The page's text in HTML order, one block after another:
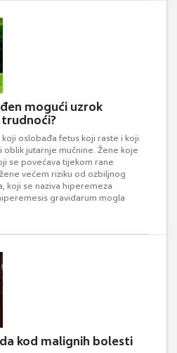
mogući uzrok
oslobađa fetus koji raste i koji
jutarnje mučnine. Žene koje
se povećava tijekom rane
većem riziku od ozbiljnog
koji se naziva hiperemeza
gravidarum mogla
kod malignih bolesti